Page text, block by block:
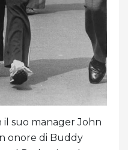
il suo manager John
onore di Buddy